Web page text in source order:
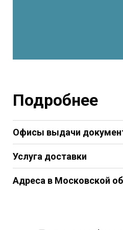
Подробнее
Офисы выдачи
Услуга доставки
Адреса в Московской